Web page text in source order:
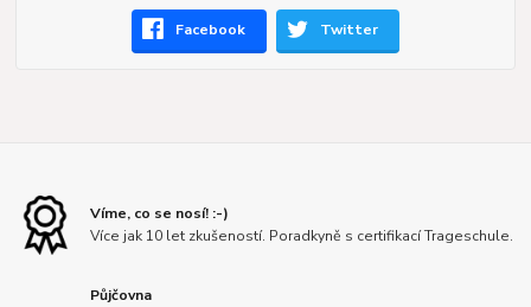
Facebook Twitter
Víme, co se nosí! :-)
Více jak 10 let zkušeností. Poradkyně s certifikací Trageschule.
Půjčovna